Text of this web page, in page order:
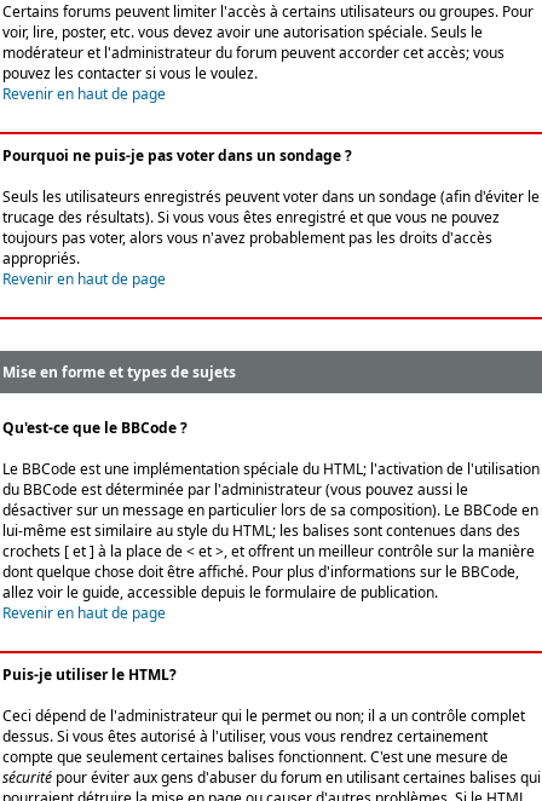
Certains forums peuvent limiter l'accès à certains utilisateurs ou groupes. Pour
voir, lire, poster, etc. vous devez avoir une autorisation spéciale. Seuls le
modérateur et l'administrateur du forum peuvent accorder cet accès; vous
pouvez les contacter si vous le voulez.
Revenir en haut de page
Pourquoi ne puis-je pas voter dans un sondage ?
Seuls les utilisateurs enregistrés peuvent voter dans un sondage (afin d'éviter le
trucage des résultats). Si vous vous êtes enregistré et que vous ne pouvez
toujours pas voter, alors vous n'avez probablement pas les droits d'accès
appropriés.
Revenir en haut de page
Mise en forme et types de sujets
Qu'est-ce que le BBCode ?
Le BBCode est une implémentation spéciale du HTML; l'activation de l'utilisation
du BBCode est déterminée par l'administrateur (vous pouvez aussi le
désactiver sur un message en particulier lors de sa composition). Le BBCode en
lui-même est similaire au style du HTML; les balises sont contenues dans des
crochets [ et ] à la place de < et >, et offrent un meilleur contrôle sur la manière
dont quelque chose doit être affiché. Pour plus d'informations sur le BBCode,
allez voir le guide, accessible depuis le formulaire de publication.
Revenir en haut de page
Puis-je utiliser le HTML?
Ceci dépend de l'administrateur qui le permet ou non; il a un contrôle complet
dessus. Si vous êtes autorisé à l'utiliser, vous vous rendrez certainement
compte que seulement certaines balises fonctionnent. C'est une mesure de
sécurité pour éviter aux gens d'abuser du forum en utilisant certaines balises qui